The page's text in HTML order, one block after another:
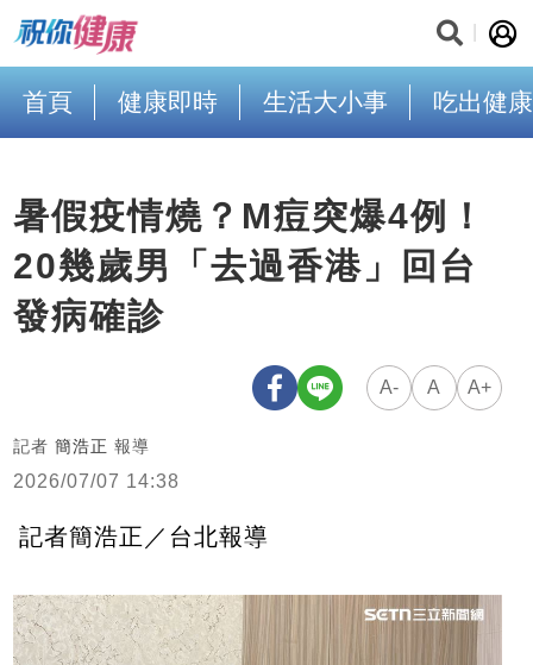
首頁 健康即時 生活大小事 吃出健康
暑假疫情燒？M痘突爆4例！
20幾歲男「去過香港」回台
發病確診
A- A A+
記者 簡浩正 報導
2026/07/07 14:38
記者簡浩正／台北報導